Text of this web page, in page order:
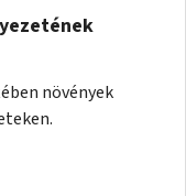
növények